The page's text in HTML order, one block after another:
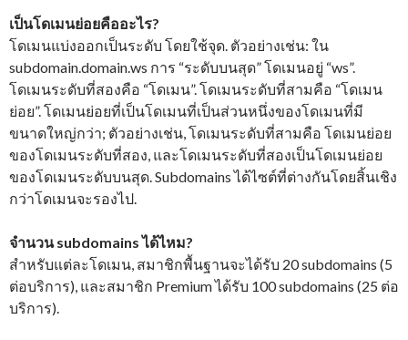
เป็นโดเมนย่อยคืออะไร?
โดเมนแบ่งออกเป็นระดับ โดยใช้จุด. ตัวอย่างเช่น: ใน
subdomain.domain.ws การ “ระดับบนสุด” โดเมนอยู่ “ws”.
โดเมนระดับที่สองคือ “โดเมน”. โดเมนระดับที่สามคือ “โดเมน
ย่อย”. โดเมนย่อยที่เป็นโดเมนที่เป็นส่วนหนึ่งของโดเมนที่มี
ขนาดใหญ่กว่า; ตัวอย่างเช่น, โดเมนระดับที่สามคือ โดเมนย่อย
ของโดเมนระดับที่สอง, และโดเมนระดับที่สองเป็นโดเมนย่อย
ของโดเมนระดับบนสุด. Subdomains ได้ไซต์ที่ต่างกันโดยสิ้นเชิง
กว่าโดเมนจะรองไป.
จำนวน subdomains ได้ไหม?
สำหรับแต่ละโดเมน, สมาชิกพื้นฐานจะได้รับ 20 subdomains (5
ต่อบริการ), และสมาชิก Premium ได้รับ 100 subdomains (25 ต่อ
บริการ).